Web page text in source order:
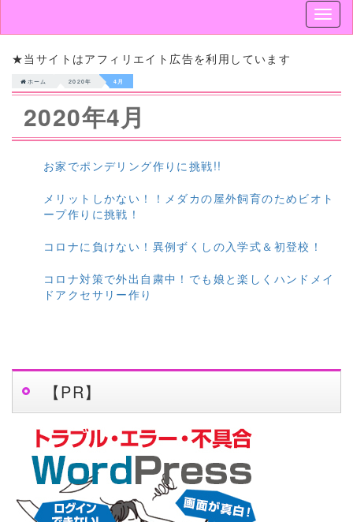
Nav
★当サイトはアフィリエイト広告を利用しています
ホーム 2020年 4月
2020年4月
お家でポンデリング作りに挑戦!!
メリットしかない！！メダカの屋外飼育のためビオト
ープ作りに挑戦！
コロナに負けない！異例ずくしの入学式＆初登校！
コロナ対策で外出自粛中！でも娘と楽しくハンドメイ
ドアクセサリー作り
【PR】